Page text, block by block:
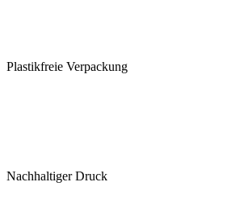
Plastikfreie Verpackung
Nachhaltiger Druck